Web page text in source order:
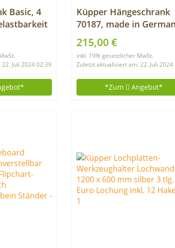
Basic, 4
mit
Juli 2024 02:39
Küpper Hängeschrank
70187, made in
240x60x20cm
215,00 €
inkl. 19% gesetzlicher MwSt.
Zuletzt aktualisiert am: 22. Juli 2024
*Zum Angebot*